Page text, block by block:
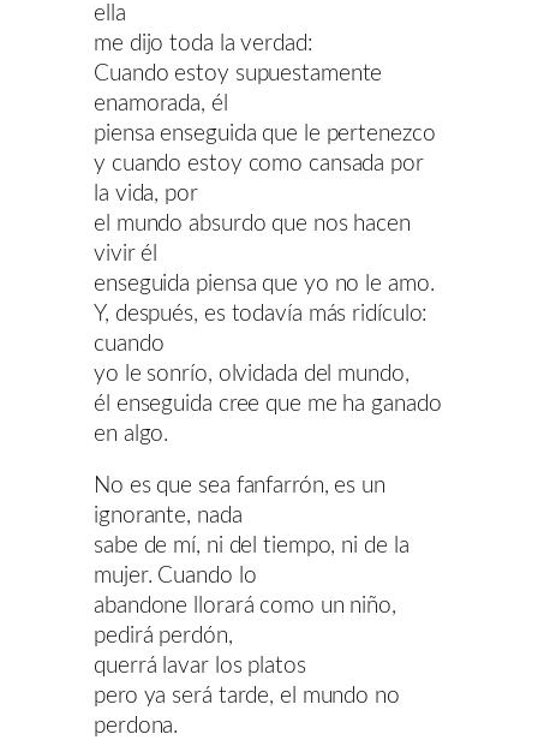
ella
me dijo toda la verdad:
Cuando estoy supuestamente
enamorada, él
piensa enseguida que le pertenezco
y cuando estoy como cansada por
la vida, por
el mundo absurdo que nos hacen
vivir él
enseguida piensa que yo no le amo.
Y, después, es todavía más ridículo:
cuando
yo le sonrío, olvidada del mundo,
él enseguida cree que me ha ganado
en algo.
No es que sea fanfarrón, es un
ignorante, nada
sabe de mí, ni del tiempo, ni de la
mujer. Cuando lo
abandone llorará como un niño,
pedirá perdón,
querrá lavar los platos
pero ya será tarde, el mundo no
perdona.